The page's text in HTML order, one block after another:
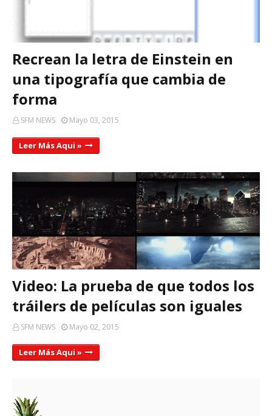
Recrean la letra de Einstein en
una tipografía que cambia de
forma
SFM NEWS Mayo 03, 2015
Leer Más Aqui »
Video: La prueba de que todos los
tráilers de películas son iguales
SFM NEWS Mayo 02, 2015
Leer Más Aqui »